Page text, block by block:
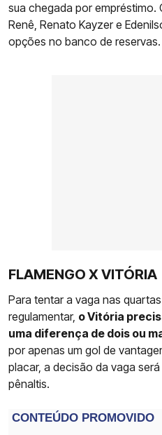
sua chegada por empréstimo.
Renê, Renato Kayzer e
opções no banco de reservas.
FLAMENGO X VITÓRIA
Para tentar a vaga nas
regulamentar, o Vitória
uma diferença de dois ou
por apenas um gol de
placar, a decisão da vaga
pênaltis.